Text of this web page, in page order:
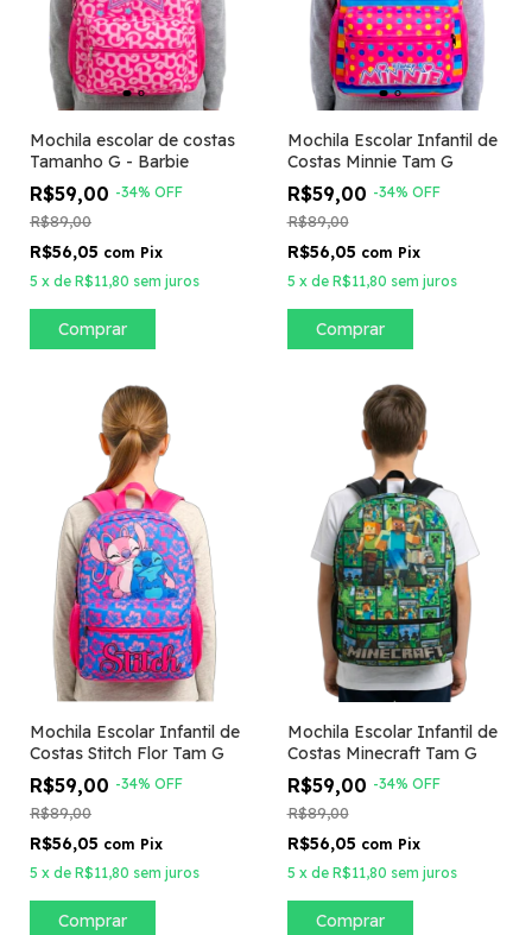
Mochila escolar de costas
Tamanho G - Barbie
R$59,00 -34% OFF
R$89,00
R$56,05 com Pix
5 x de R$11,80 sem juros
Comprar
Mochila Escolar Infantil de
Costas Minnie Tam G
R$59,00 -34% OFF
R$89,00
R$56,05 com Pix
5 x de R$11,80 sem juros
Mochila Escolar Infantil de
Costas Stitch Flor Tam G
R$59,00 -34% OFF
R$89,00
R$56,05 com Pix
5 x de R$11,80 sem juros
Mochila Escolar Infantil de
Costas Minecraft Tam G
R$59,00 -34% OFF
R$89,00
R$56,05 com Pix
5 x de R$11,80 sem juros